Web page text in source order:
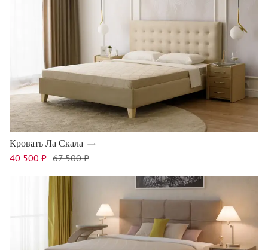
Кровать Ла Скала
40 500 ₽ 67 500 ₽